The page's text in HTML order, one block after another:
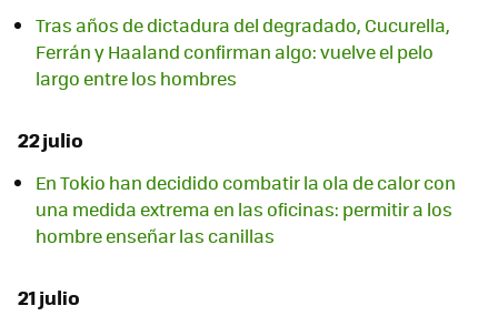
Tras años de dictadura del degradado, Cucurella,
Ferrán y Haaland confirman algo: vuelve el pelo
largo entre los hombres
22 julio
En Tokio han decidido combatir la ola de calor con
una medida extrema en las oficinas: permitir a los
hombre enseñar las canillas
21 julio